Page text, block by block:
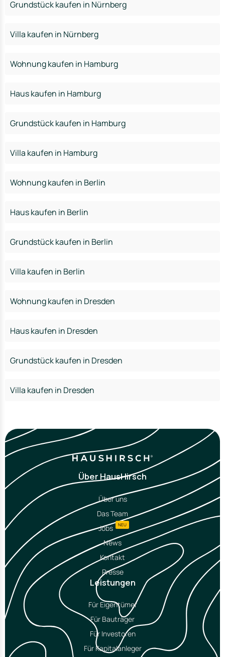
Grundstück kaufen in Nürnberg
Villa kaufen in Nürnberg
Wohnung kaufen in Hamburg
Haus kaufen in Hamburg
Grundstück kaufen in Hamburg
Villa kaufen in Hamburg
Wohnung kaufen in Berlin
Haus kaufen in Berlin
Grundstück kaufen in Berlin
Villa kaufen in Berlin
Wohnung kaufen in Dresden
Haus kaufen in Dresden
Grundstück kaufen in Dresden
Villa kaufen in Dresden
Über HausHirsch
Über uns
Das Team
Jobs
NEU
News
Kontakt
Presse
Leistungen
Für Eigentümer
Für Bauträger
Für Investoren
Für Kapitalanleger